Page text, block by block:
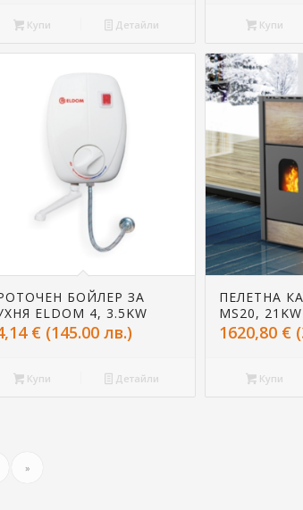
Купи Детайли Купи
БОЙЛЕР ЗА
ELDOM 4, 3.5KW
€ (145.00 лв.)
Купи Детайли
ПЕЛЕТНА
MS20, 21KW
1620,80 €
Купи
»